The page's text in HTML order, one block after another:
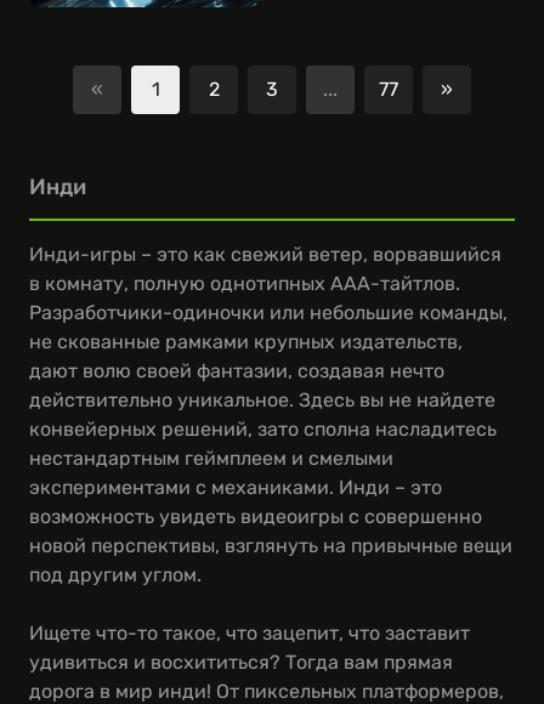
« 1 2 3 ... 77 »
Инди
Инди-игры – это как свежий ветер, ворвавшийся
в комнату, полную однотипных ААА-тайтлов.
Разработчики-одиночки или небольшие команды,
не скованные рамками крупных издательств,
дают волю своей фантазии, создавая нечто
действительно уникальное. Здесь вы не найдете
конвейерных решений, зато сполна насладитесь
нестандартным геймплеем и смелыми
экспериментами с механиками. Инди – это
возможность увидеть видеоигры с совершенно
новой перспективы, взглянуть на привычные вещи
под другим углом.
Ищете что-то такое, что зацепит, что заставит
удивиться и восхититься? Тогда вам прямая
дорога в мир инди! От пиксельных платформеров,